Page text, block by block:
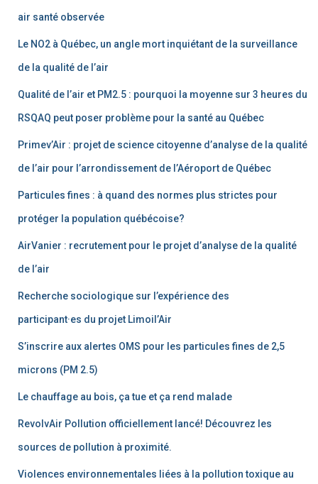
air santé observée
Le NO2 à Québec, un angle mort inquiétant de la surveillance
de la qualité de l’air
Qualité de l’air et PM2.5 : pourquoi la moyenne sur 3 heures du
RSQAQ peut poser problème pour la santé au Québec
Primev’Air : projet de science citoyenne d’analyse de la qualité
de l’air pour l’arrondissement de l’Aéroport de Québec
Particules fines : à quand des normes plus strictes pour
protéger la population québécoise?
AirVanier : recrutement pour le projet d’analyse de la qualité
de l’air
Recherche sociologique sur l’expérience des
participant·es du projet Limoil’Air
S’inscrire aux alertes OMS pour les particules fines de 2,5
microns (PM 2.5)
Le chauffage au bois, ça tue et ça rend malade
RevolvAir Pollution officiellement lancé! Découvrez les
sources de pollution à proximité.
Violences environnementales liées à la pollution toxique au